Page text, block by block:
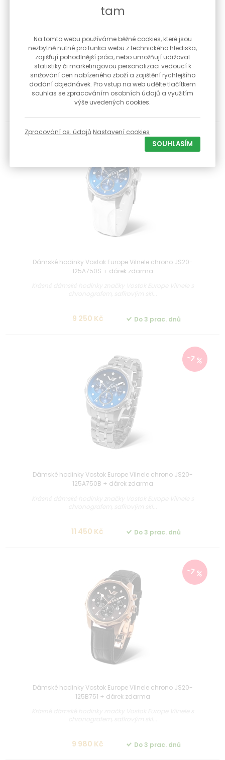
Dámské hodinky Vostok Europe Vilnele chrono JS20-
125A750 + dárek zdarma
Krásné dámské hodinky značky Vostok Europe Vilnele s
chronografem, safírovým skl...
9 250 Kč Do 3 prac. dnů
-7 %
Dámské hodinky Vostok Europe Vilnele chrono JS20-
125A750S + dárek zdarma
9 250 Kč Do 3 prac. dnů
-7 %
Dámské hodinky Vostok Europe Vilnele chrono JS20-
125A750B + dárek zdarma
11 450 Kč Do 3 prac. dnů
-7 %
Dámské hodinky Vostok Europe Vilnele chrono JS20-
125B751 + dárek zdarma
9 980 Kč Do 3 prac. dnů
tam
Na tomto webu používáme běžné cookies, které jsou
nezbytně nutné pro funkci webu z technického hlediska,
zajišťují pohodlnější práci, nebo umožňují udržovat
statistiky či marketingovou personalizaci vedoucí k
snižování cen nabízeného zboží a zajištění rychlejšího
dodání objednávek. Pro vstup na web udělte tlačítkem
souhlas se zpracováním osobních údajů a využitím
výše uvedených cookies.
Zpracování os. údajů Nastavení cookies
SOUHLASÍM